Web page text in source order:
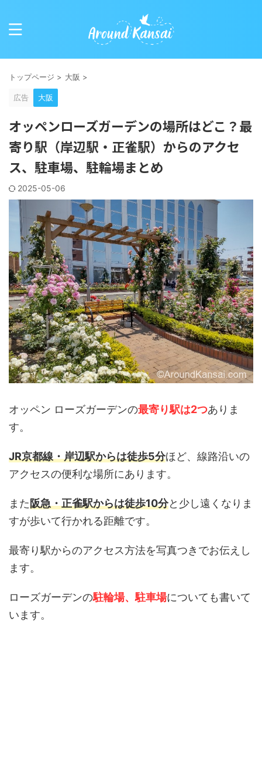
トップページ > 大阪 >
広告 大阪
オッペンローズガーデンの場所はどこ？最
寄り駅（岸辺駅・正雀駅）からのアクセ
ス、駐車場、駐輪場まとめ
2025-05-06
オッペン ローズガーデンの最寄り駅は2つありま
す。
JR京都線・岸辺駅からは徒歩5分ほど、線路沿いの
アクセスの便利な場所にあります。
また阪急・正雀駅からは徒歩10分と少し遠くなりま
すが歩いて行かれる距離です。
最寄り駅からのアクセス方法を写真つきでお伝えし
ます。
ローズガーデンの駐輪場、駐車場についても書いて
います。